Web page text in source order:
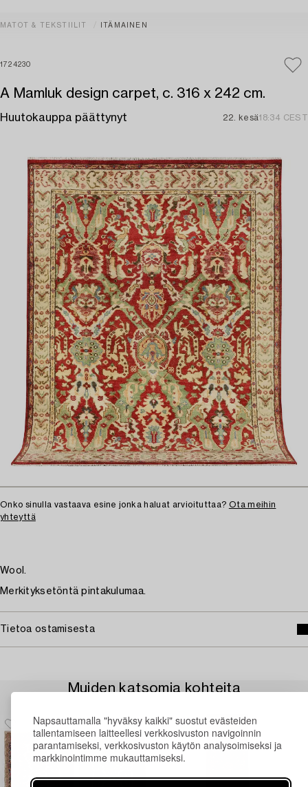
Napsauttamalla "hyväksy kaikki" suostut evästeiden
tallentamiseen laitteellesi verkkosivuston navigoinnin
parantamiseksi, verkkosivuston käytön analysoimiseksi ja
markkinointimme mukauttamiseksi.
MATOT & TEKSTIILIT ITÄMAINEN
1724230
A Mamluk design carpet, c. 316 x 242 cm.
Huutokauppa päättynyt 22. kesä18:34 CEST
Onko sinulla vastaava esine jonka haluat arvioituttaa? Ota meihin
yhteyttä
Wool.
Merkityksetöntä pintakulumaa.
Tietoa ostamisesta
Muiden katsomia kohteita